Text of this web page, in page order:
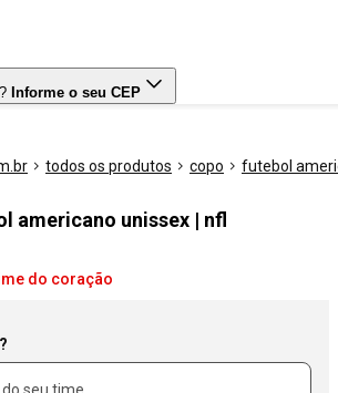
Informe o seu CEP
todos os produtos copo futebol
americano unissex | nfl
do coração